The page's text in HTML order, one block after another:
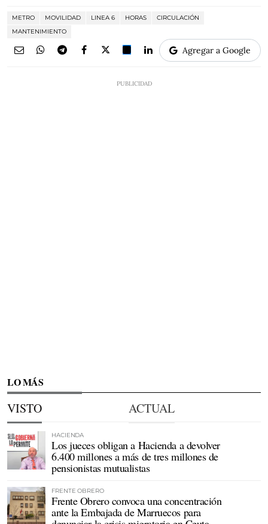
METRO MOVILIDAD LINEA 6 HORAS
CIRCULACIÓN
MANTENIMIENTO
Agregar a Google
LO MÁS
VISTO ACTUAL
HACIENDA
Los jueces obligan a Hacienda a devolver
6.400 millones a más de tres millones de
pensionistas mutualistas
FRENTE OBRERO
Frente Obrero convoca una concentración
ante la Embajada de Marruecos para